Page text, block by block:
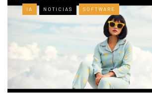
IA NOTICIAS SOFTWARE